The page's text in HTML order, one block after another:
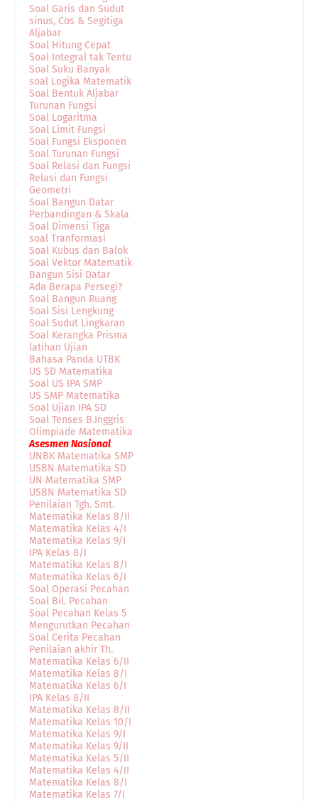
Soal Garis dan Sudut
sinus, Cos & Segitiga
Aljabar
Soal Hitung Cepat
Soal Integral tak Tentu
Soal Suku Banyak
soal Logika Matematik
Soal Bentuk Aljabar
Turunan Fungsi
Soal Logaritma
Soal Limit Fungsi
Soal Fungsi Eksponen
Soal Turunan Fungsi
Soal Relasi dan Fungsi
Relasi dan Fungsi
Geometri
Soal Bangun Datar
Perbandingan & Skala
Soal Dimensi Tiga
soal Tranformasi
Soal Kubus dan Balok
Soal Vektor Matematik
Bangun Sisi Datar
Ada Berapa Persegi?
Soal Bangun Ruang
Soal Sisi Lengkung
Soal Sudut Lingkaran
Soal Kerangka Prisma
latihan Ujian
Bahasa Panda UTBK
US SD Matematika
Soal US IPA SMP
US SMP Matematika
Soal Ujian IPA SD
Soal Tenses B.Inggris
Olimpiade Matematika
Asesmen Nasional
UNBK Matematika SMP
USBN Matematika SD
UN Matematika SMP
USBN Matematika SD
Penilaian Tgh. Smt.
Matematika Kelas 8/II
Matematika Kelas 4/I
Matematika Kelas 9/I
IPA Kelas 8/I
Matematika Kelas 8/I
Matematika Kelas 6/I
Soal Operasi Pecahan
Soal Bil. Pecahan
Soal Pecahan Kelas 5
Mengurutkan Pecahan
Soal Cerita Pecahan
Penilaian akhir Th.
Matematika Kelas 6/II
Matematika Kelas 8/I
Matematika Kelas 6/I
IPA Kelas 8/II
Matematika Kelas 8/II
Matematika Kelas 10/I
Matematika Kelas 9/I
Matematika Kelas 9/II
Matematika Kelas 5/II
Matematika Kelas 4/II
Matematika Kelas 8/I
Matematika Kelas 7/I